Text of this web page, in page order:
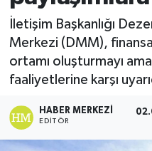
İletişim Başkanlığı
Merkezi (DMM),
ortamı oluşturmayı
faaliyetlerine karşı
HABER MERKEZI
EDITÖR